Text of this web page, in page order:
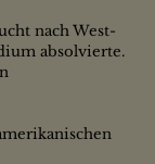
nach West-
absolvierte.